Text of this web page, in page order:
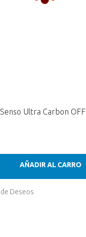
Ultra Carbon OFF
AÑADIR AL CARRO
Deseos